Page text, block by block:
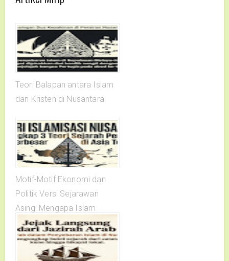
Teori Balapan antara Islam
dan Kristen di Nusantara
Motif-Motif Ekonomi dan
Politik Versi Sejarawan
Asing: Mengapa Islam
Diterima di Nusantara?